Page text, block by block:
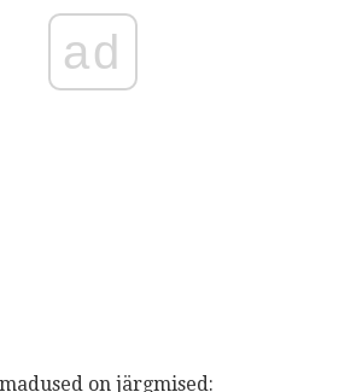
ad
on järgmised: